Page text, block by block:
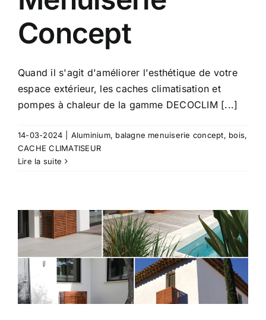
Concept
Quand il s'agit d'améliorer l'esthétique de votre
espace extérieur, les caches climatisation et
pompes à chaleur de la gamme DECOCLIM [...]
14-03-2024 Aluminium, balagne menuiserie concept, bois,
CACHE CLIMATISEUR
Lire la suite